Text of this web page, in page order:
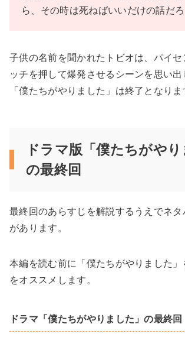
ら、その時は死ねばいいだけの話だろ
子供の名前を聞かれたトビオは、パイセ
ッチを押して爆発させるシーンを思い
「僕たちがやりました」は終了となりま
ドラマ版「僕たちがやり
の最終回
最終回のあらすじを解説するうえでネ
があります。
本編を読む前に「僕たちがやりました」
をオススメします。
ドラマ「僕たちがやりました」の最終回